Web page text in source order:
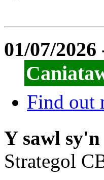
01/07/2026
Find out
Y sawl
Strategol